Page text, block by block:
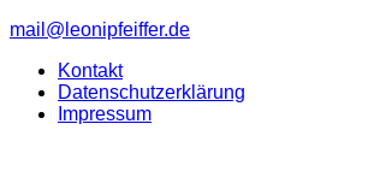
mail@leonipfeiffer.de
Kontakt
Datenschutzerklärung
Impressum